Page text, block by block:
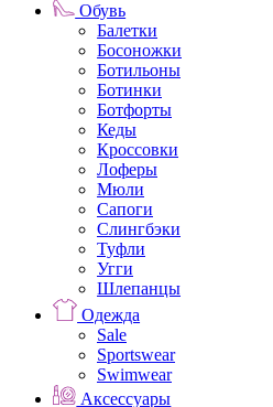
Обувь
Балетки
Босоножки
Ботильоны
Ботинки
Ботфорты
Кеды
Кроссовки
Лоферы
Мюли
Сапоги
Слингбэки
Туфли
Угги
Шлепанцы
Одежда
Sale
Sportswear
Swimwear
Аксессуары